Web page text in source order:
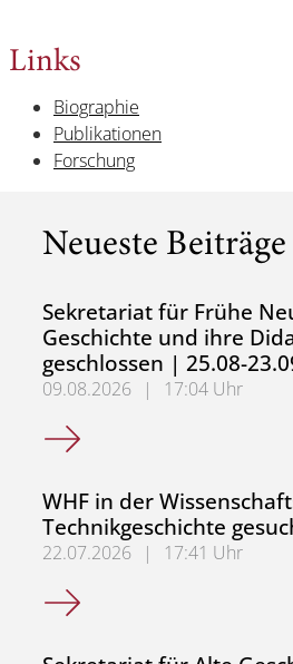
Links
Biographie
Publikationen
Forschung
Neueste Beiträge
Sekretariat für Frühe
Geschichte und ihre
geschlossen | 25.08-
09.08.2026 |
17:04 Uhr
Sekretariat für Frühe Neuzeit
WHF in der
Technikgeschichte
22.07.2026 |
17:41 Uhr
WHF in der Wissenschafts-